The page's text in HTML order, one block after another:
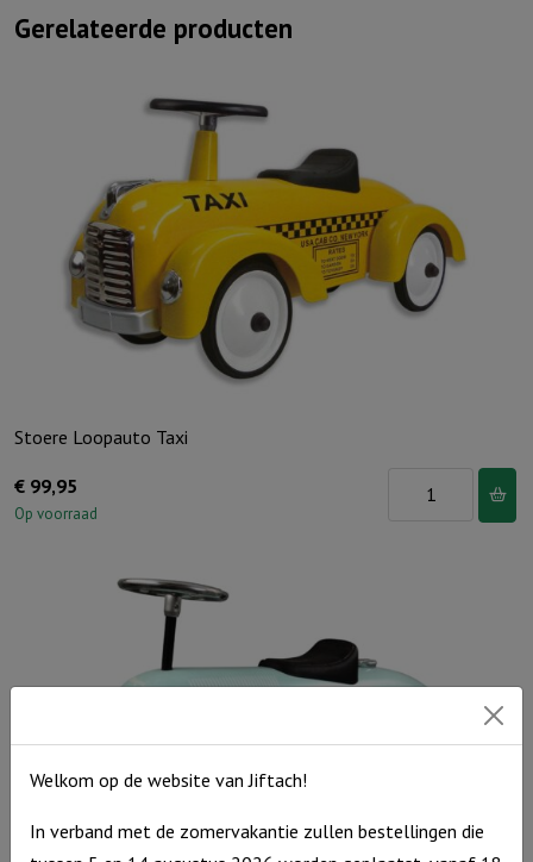
Gerelateerde producten
Stoere Loopauto Taxi
€ 99,95
Op voorraad
Stoere
Welkom op de website van Jiftach!
In verband met de zomervakantie zullen bestellingen die